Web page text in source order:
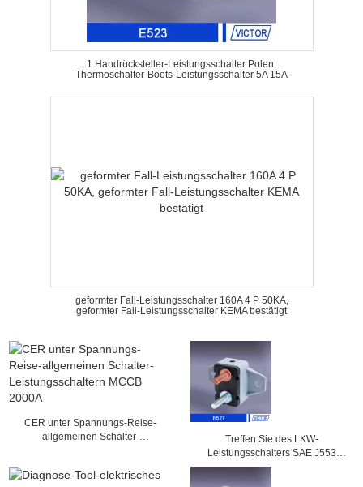
1 Handrücksteller-Leistungsschalter Polen,
Thermoschalter-Boots-Leistungsschalter 5A 15A
geformter Fall-Leistungsschalter 160A 4 P 50KA,
geformter Fall-Leistungsschalter KEMA bestätigt
CER unter Spannungs-Reise-
allgemeinen Schalter-
Treffen Sie des LKW-
Leistungsschalters SAE J553
einzelnen Pfosten 5 - 50A, 14VDC,
28VDC